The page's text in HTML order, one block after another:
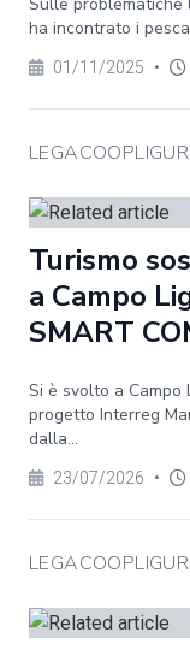
ha incontrato i
01/11/2025 •
Turismo
a Campo
SMART
Si è svolto a Campo
progetto Interreg
dalla...
23/07/2026 •